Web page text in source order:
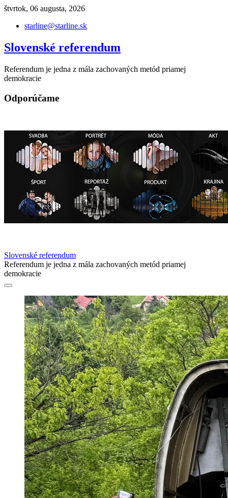
Skip
content
štvrtok, 06 augusta, 2026
starline@starline.sk
Slovenské referendum
Referendum je jedna z mála zachovaných metód priamej
demokracie
Odporúčame
Slovenské referendum
Referendum je jedna z mála zachovaných metód priamej
demokracie